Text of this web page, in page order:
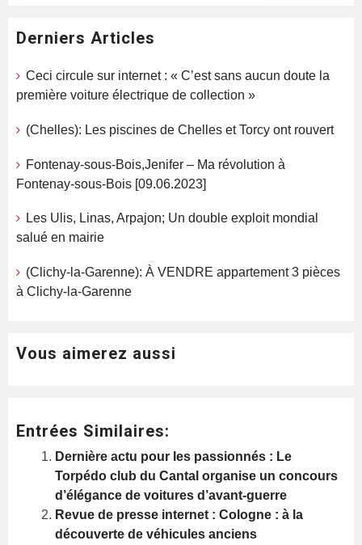
Derniers Articles
Ceci circule sur internet : « C’est sans aucun doute la
première voiture électrique de collection »
(Chelles): Les piscines de Chelles et Torcy ont rouvert
Fontenay-sous-Bois,Jenifer – Ma révolution à
Fontenay-sous-Bois [09.06.2023]
Les Ulis, Linas, Arpajon; Un double exploit mondial
salué en mairie
(Clichy-la-Garenne): À VENDRE appartement 3 pièces
à Clichy-la-Garenne
Vous aimerez aussi
Entrées Similaires:
Dernière actu pour les passionnés : Le
Torpédo club du Cantal organise un concours
d’élégance de voitures d’avant-guerre
Revue de presse internet : Cologne : à la
découverte de véhicules anciens